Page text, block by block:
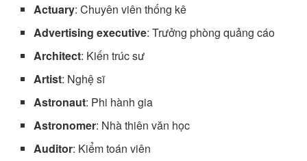
Actuary: Chuyên viên thống kê
Advertising executive: Trưởng phòng quảng cáo
Architect: Kiến trúc sư
Artist: Nghệ sĩ
Astronaut: Phi hành gia
Astronomer: Nhà thiên văn học
Auditor: Kiểm toán viên